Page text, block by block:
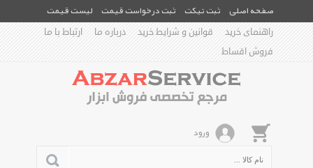
صفحه اصلی ثبت تیکت ثبت درخواست قیمت
لیست قیمت
راهنمای خرید
قوانین و شرایط خرید درباره ما
ارتباط با ما
فروش اقساط
ورود